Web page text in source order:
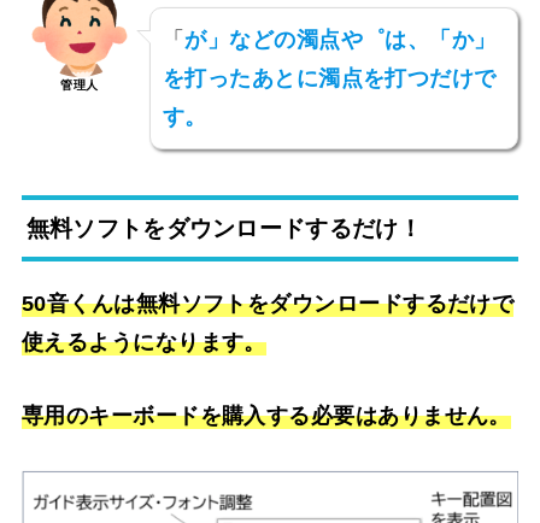
管理人
「 が」などの濁点や゜は、「か」
を打ったあとに濁点を打つだけで
す。
無料ソフトをダウンロードするだけ！
50音くんは無料ソフトをダウンロードするだけで
使えるようになります。
専用のキーボードを購入する必要はありません。